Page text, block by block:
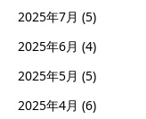
2025年7月 (5)
2025年6月 (4)
2025年5月 (5)
2025年4月 (6)